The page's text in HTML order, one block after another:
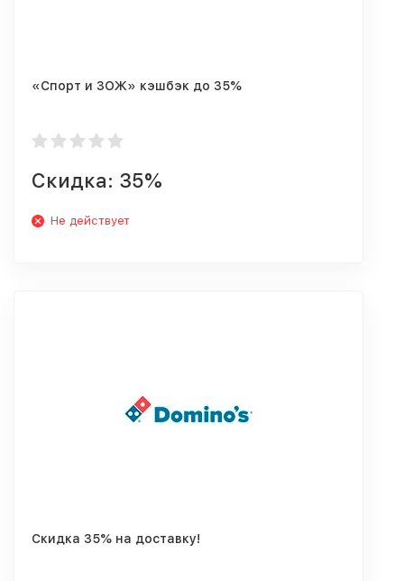
«Спорт и ЗОЖ» кэшбэк до 35%
Скидка: 35%
Не действует
Скидка 35% на доставку!